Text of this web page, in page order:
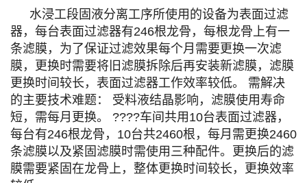
水浸工段固液分离工序所使用的设备为表面过滤
器，每台表面过滤器有246根龙骨，每根龙骨上有一
条滤膜，为了保证过滤效果每个月需要更换一次滤
膜，更换时需要将旧滤膜拆除后再安装新滤膜，滤膜
更换时间较长，表面过滤器工作效率较低。 需解决
的主要技术难题： 受料液结晶影响，滤膜使用寿命
短，需每月更换。 ????车间共用10台表面过滤器，
每台有246根龙骨，10台共2460根，每月需更换2460
条滤膜以及紧固滤膜时需使用三种配件。更换后的滤
膜需要紧固在龙骨上，整体更换时间较长，更换效率